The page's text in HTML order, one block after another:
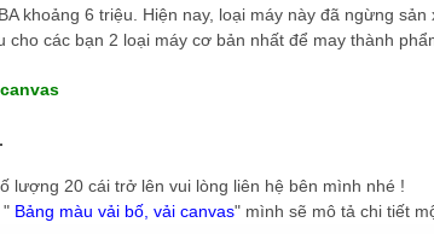
khoảng 6 triệu. Hiện nay, loại máy này đã ngừng sản
cho các bạn 2 loại máy cơ bản nhất để may thành
lượng 20 cái trở lên vui lòng liên hệ bên mình nhé !
" Bảng màu vải bố, vải canvas" mình sẽ mô tả chi tiết